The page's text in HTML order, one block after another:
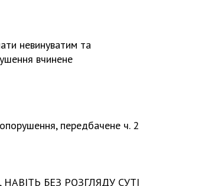
невинуватим та
вчинене
передбачене ч. 2
БЕЗ РОЗГЛЯДУ СУТІ